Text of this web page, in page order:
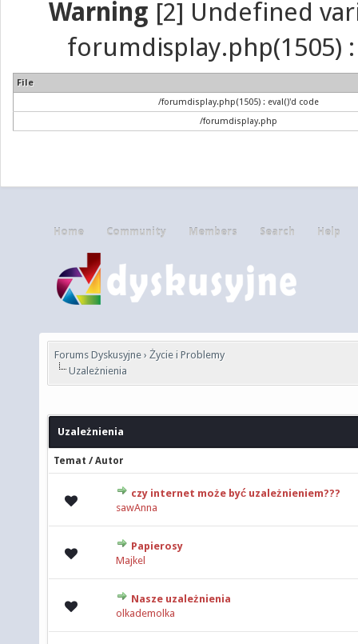
Warning [2] Undefined
forumdisplay.php(1505)
File
/forumdisplay.php(1505) : eval()'d code
/forumdisplay.php
Home Community Members Search Help
Forums Dyskusyjne › Życie i Problemy
Uzależnienia
Uzależnienia
Temat /Autor
czy internet może być uzależnieniem???
sawAnna
0 głosów - średnia ocena: 0 na 5 gwiazdek
Papierosy
Majkel
0 głosów - średnia ocena: 0 na 5 gwiazdek
Nasze uzależnienia
olkademolka
0 głosów - średnia ocena: 0 na 5 gwiazdek